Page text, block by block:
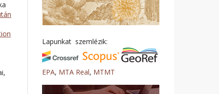
Lapunkat szemlézik:
EPA, MTA Real, MTMT